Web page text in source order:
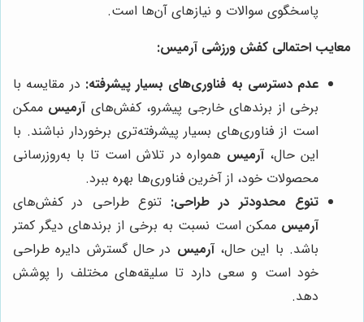
پاسخگوی سوالات و نیازهای آن‌ها است.
معایب احتمالی کفش ورزشی آرمیس:
عدم دسترسی به فناوری‌های بسیار پیشرفته: در مقایسه با
برخی از برندهای خارجی پیشرو، کفش‌هایآرمیس ممکن
است از فناوری‌های بسیار پیشرفته‌تری برخوردار نباشند. با
این حال،آرمیس همواره در تلاش است تا با به‌روزرسانی
محصولات خود، از آخرین فناوری‌ها بهره ببرد.
تنوع محدودتر در طراحی: تنوع طراحی در کفش‌های
آرمیس ممکن است نسبت به برخی از برندهای دیگر کمتر
باشد. با این حال،آرمیس در حال گسترش دایره طراحی
خود است و سعی دارد تا سلیقه‌های مختلف را پوشش
دهد.